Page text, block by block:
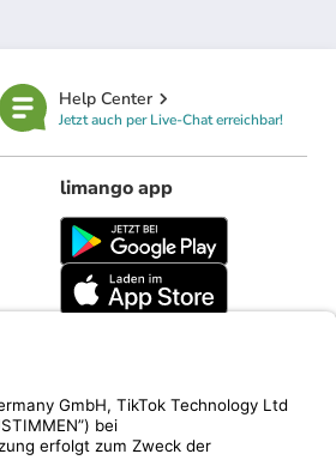
Help Center
Jetzt auch per Live-Chat erreichbar!
limango app